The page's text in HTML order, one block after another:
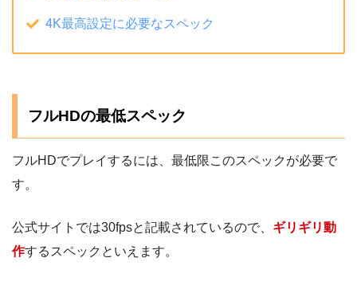
4K最高設定に必要なスペック
フルHDの最低スペック
フルHDでプレイするには、最低限このスペックが必要で
す。
公式サイトでは30fpsと記載されているので、 ギリギリ動
作するスペックといえます。